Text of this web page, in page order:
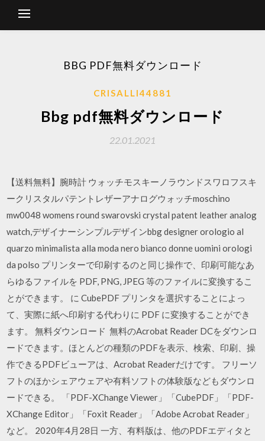
BBG PDF無料ダウンロード
CRISALLI44881
Bbg pdf無料ダウンロード
22.01.2021
【送料無料】腕時計 ウォッチモスキーノラウンドスワロフスキ
ークリスタルパテントレザーアナログウォッチmoschino
mw0048 womens round swarovski crystal patent leather analog
watch,デザイナーシンプルデザインbbg designer orologio al
quarzo minimalista alla moda nero bianco donne uomini orologi
da polso プリンターで印刷するのと同じ操作で、印刷可能なあ
らゆるファイルを PDF, PNG, JPEG 等のファイルに変換するこ
とができます。 に CubePDF プリンタを選択することによっ
て、実際に紙へ印刷する代わりに PDF に変換することができ
ます。 無料ダウンロード 無料のAcrobat Reader DCをダウンロ
ードできます。ほとんどの種類のPDFを表示、検索、印刷、操
作できるPDFビューアは、Acrobat Readerだけです。 フリーソ
フトのほかシェアウェアや有料ソフトの体験版などもダウンロ
ードできる。 「PDF-XChange Viewer」「CubePDF」「PDF-
XChange Editor」「Foxit Reader」「Adobe Acrobat Reader」
など。 2020年4月28日 一方、有料版は、他のPDFエディタと